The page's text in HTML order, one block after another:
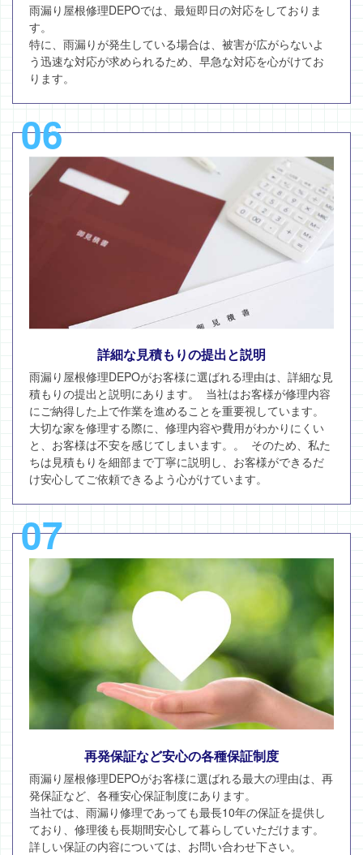
雨漏り屋根修理DEPOでは、最短即日の対応をしておりま
す。
特に、雨漏りが発生している場合は、被害が広がらないよ
う迅速な対応が求められるため、早急な対応を心がけてお
ります。
06
詳細な見積もりの提出と説明
雨漏り屋根修理DEPOがお客様に選ばれる理由は、詳細な見
積もりの提出と説明にあります。 当社はお客様が修理内容
にご納得した上で作業を進めることを重要視しています。
大切な家を修理する際に、修理内容や費用がわかりにくい
と、お客様は不安を感じてしまいます。。 そのため、私た
ちは見積もりを細部まで丁寧に説明し、お客様ができるだ
け安心してご依頼できるよう心がけています。
07
再発保証など安心の各種保証制度
雨漏り屋根修理DEPOがお客様に選ばれる最大の理由は、再
発保証など、各種安心保証制度にあります。
当社では、雨漏り修理であっても最長10年の保証を提供し
ており、修理後も長期間安心して暮らしていただけます。
詳しい保証の内容については、お問い合わせ下さい。